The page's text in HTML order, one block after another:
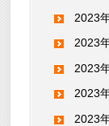
2023
2023
2023
2023
2023